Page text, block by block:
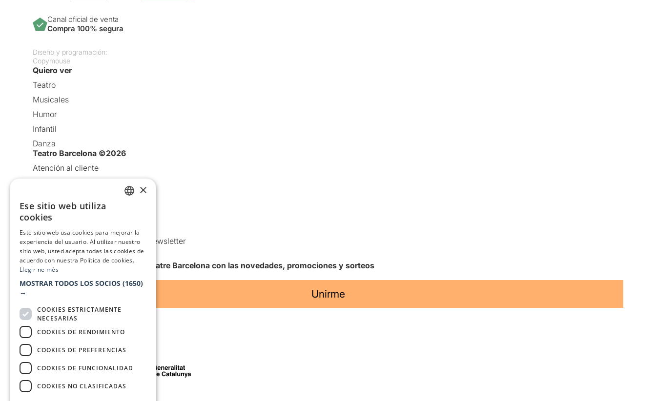
Canal oficial de venta
Compra 100% segura
Diseño y programación:
Copymouse
Quiero ver
Teatro
Musicales
Humor
Infantil
Danza
Teatro Barcelona ©2026
Atención al cliente
Política de Cookies
Comunicaciones comerciales y Newsletter
Anuncia’t
Quiero recibir la newsletter de Teatre Barcelona con las novedades, promociones y sorteos
Unirme
Con el apoyo de
×
Ese sitio web utiliza
cookies
Este sitio web usa cookies para mejorar la
experiencia del usuario. Al utilizar nuestro
sitio web, usted acepta todas las cookies de
acuerdo con nuestra Política de cookies.
Llegir-ne més
MOSTRAR TODOS LOS SOCIOS (1650)
→
COOKIES ESTRICTAMENTE
NECESARIAS
COOKIES DE RENDIMIENTO
COOKIES DE PREFERENCIAS
COOKIES DE FUNCIONALIDAD
COOKIES NO CLASIFICADAS